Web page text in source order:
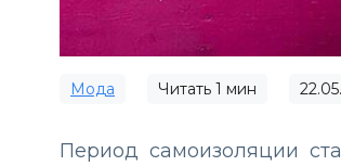
Мода Читать 1 мин
Период самоизоляции